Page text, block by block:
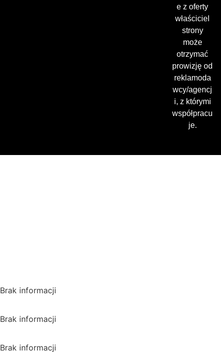
e z oferty
właściciel
strony
może
otrzymać
prowizję od
reklamoda
wcy/agencj
i, z którymi
współpracu
je.
Brak informacji
Brak informacji
Brak informacji